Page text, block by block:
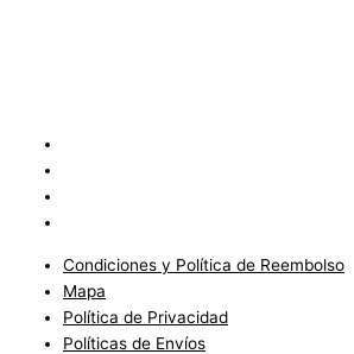
Condiciones y Política de Reembolso
Mapa
Política de Privacidad
Políticas de Envíos